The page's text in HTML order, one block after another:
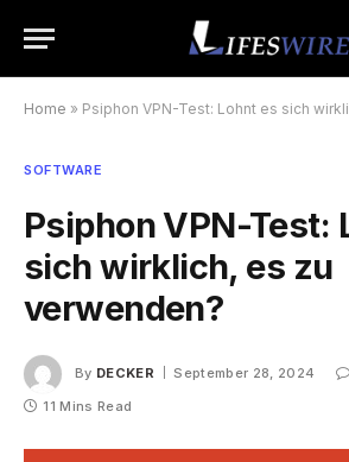
Home » Psiphon VPN-Test: Lohnt es sich
SOFTWARE
Psiphon VPN-Test:
sich wirklich, es zu
verwenden?
By DECKER September 28, 2024
11 Mins Read